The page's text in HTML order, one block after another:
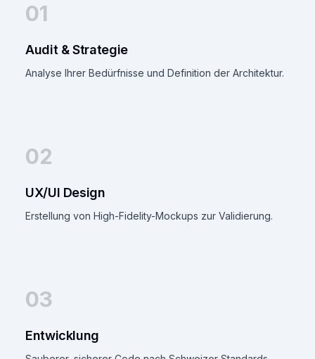
01
Audit & Strategie
Analyse Ihrer Bedürfnisse und Definition der Architektur.
02
UX/UI Design
Erstellung von High-Fidelity-Mockups zur Validierung.
03
Entwicklung